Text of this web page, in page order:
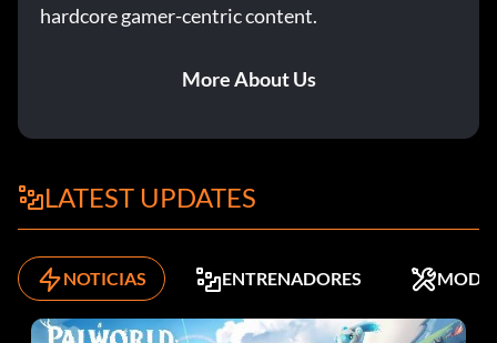
hardcore gamer-centric content.
More About Us
LATEST UPDATES
NOTICIAS ENTRENADORES MODS